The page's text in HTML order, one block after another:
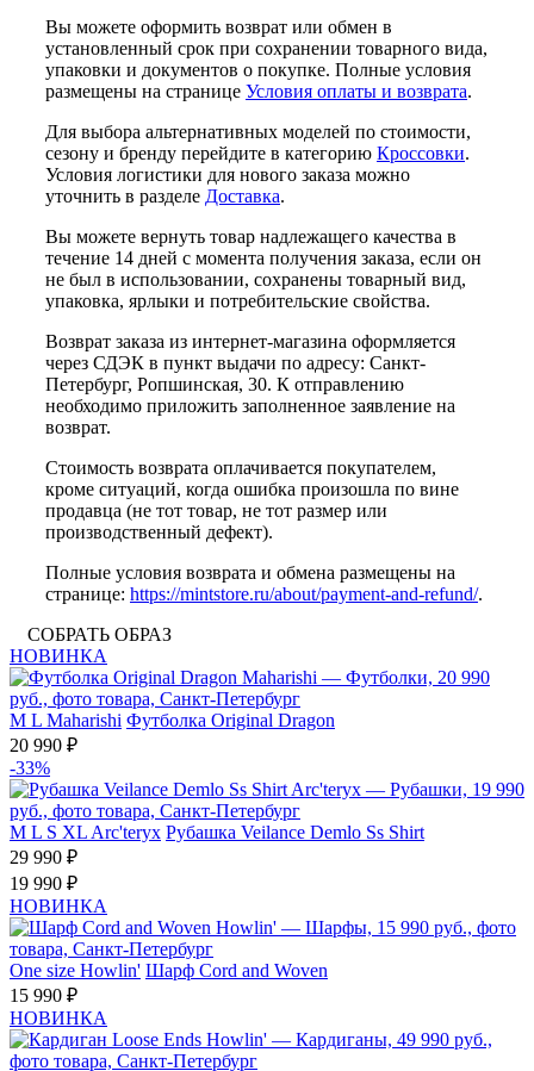
Вы можете оформить возврат или обмен в
установленный срок при сохранении товарного вида,
упаковки и документов о покупке. Полные условия
размещены на странице Условия оплаты и возврата.
Для выбора альтернативных моделей по стоимости,
сезону и бренду перейдите в категорию Кроссовки.
Условия логистики для нового заказа можно
уточнить в разделе Доставка.
Вы можете вернуть товар надлежащего качества в
течение 14 дней с момента получения заказа, если он
не был в использовании, сохранены товарный вид,
упаковка, ярлыки и потребительские свойства.
Возврат заказа из интернет-магазина оформляется
через СДЭК в пункт выдачи по адресу: Санкт-
Петербург, Ропшинская, 30. К отправлению
необходимо приложить заполненное заявление на
возврат.
Стоимость возврата оплачивается покупателем,
кроме ситуаций, когда ошибка произошла по вине
продавца (не тот товар, не тот размер или
производственный дефект).
Полные условия возврата и обмена размещены на
странице: https://mintstore.ru/about/payment-and-refund/.
СОБРАТЬ ОБРАЗ
НОВИНКА
M L Maharishi Футболка Original Dragon
20 990 ₽
-33%
M L S XL Arc'teryx Рубашка Veilance Demlo Ss Shirt
29 990 ₽
19 990 ₽
НОВИНКА
One size Howlin' Шарф Cord and Woven
15 990 ₽
НОВИНКА